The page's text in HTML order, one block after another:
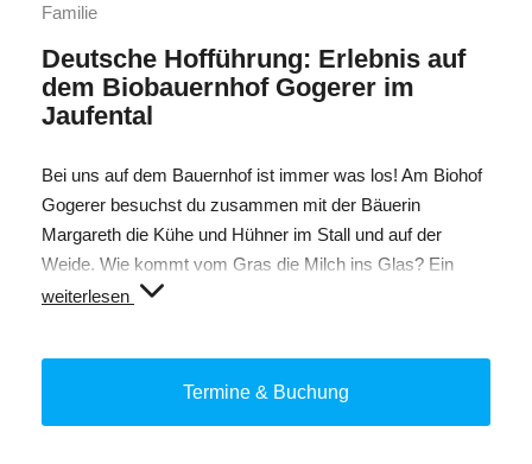
Familie
Deutsche Hofführung: Erlebnis auf
dem Biobauernhof Gogerer im
Jaufental
Bei uns auf dem Bauernhof ist immer was los! Am Biohof
Gogerer besuchst du zusammen mit der Bäuerin
Margareth die Kühe und Hühner im Stall und auf der
Weide. Wie kommt vom Gras die Milch ins Glas? Ein
Erlebnis für Groß und Klein. Du kannst bei den Tieren
Milch und Biojoghurt zu verkosten.
weiterlesen
Termine & Buchung